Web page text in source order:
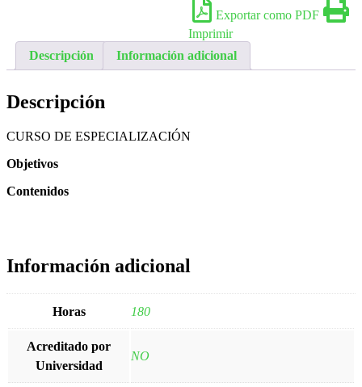
Exportar como PDF
Imprimir
Descripción
Información adicional
Descripción
CURSO DE ESPECIALIZACIÓN
Objetivos
Contenidos
Información adicional
Horas 180
Acreditado por
Universidad
NO